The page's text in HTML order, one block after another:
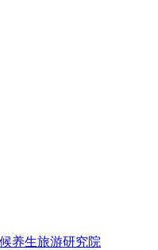
养生旅游研究院